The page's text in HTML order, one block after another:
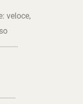
veloce,